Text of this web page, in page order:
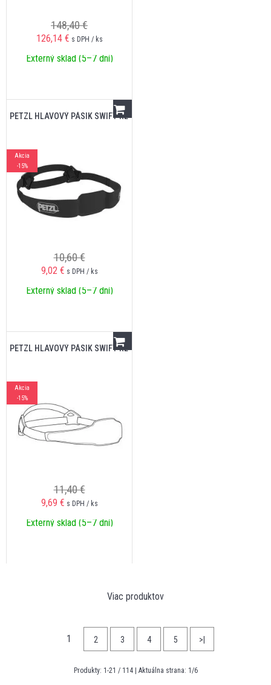
148,40 €
126,14 € s DPH / ks
Externý sklad (5–7 dní)
PETZL HLAVOVÝ PÁSIK SWIFT RL
Akcia
-15%
10,60 €
9,02 € s DPH / ks
Externý sklad (5–7 dní)
PETZL HLAVOVÝ PÁSIK SWIFT RL
Akcia
-15%
11,40 €
9,69 € s DPH / ks
Externý sklad (5–7 dní)
Viac produktov
1 2 3 4 5 >|
Produkty: 1-21 / 114| Aktuálna strana: 1/6